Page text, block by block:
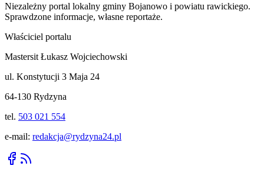
Niezależny portal lokalny gminy Bojanowo i powiatu rawickiego.
Sprawdzone informacje, własne reportaże.
Właściciel portalu
Mastersit Łukasz Wojciechowski
ul. Konstytucji 3 Maja 24
64-130 Rydzyna
tel. 503 021 554
e-mail: redakcja@rydzyna24.pl